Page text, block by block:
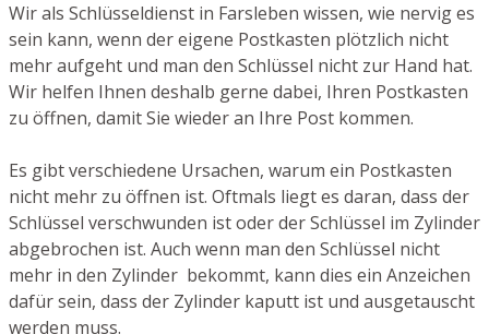
Wir als Schlüsseldienst in Farsleben wissen, wie nervig es
sein kann, wenn der eigene Postkasten plötzlich nicht
mehr aufgeht und man den Schlüssel nicht zur Hand hat.
Wir helfen Ihnen deshalb gerne dabei, Ihren Postkasten
zu öffnen, damit Sie wieder an Ihre Post kommen.
Es gibt verschiedene Ursachen, warum ein Postkasten
nicht mehr zu öffnen ist. Oftmals liegt es daran, dass der
Schlüssel verschwunden ist oder der Schlüssel im Zylinder
abgebrochen ist. Auch wenn man den Schlüssel nicht
mehr in den Zylinder bekommt, kann dies ein Anzeichen
dafür sein, dass der Zylinder kaputt ist und ausgetauscht
werden muss.